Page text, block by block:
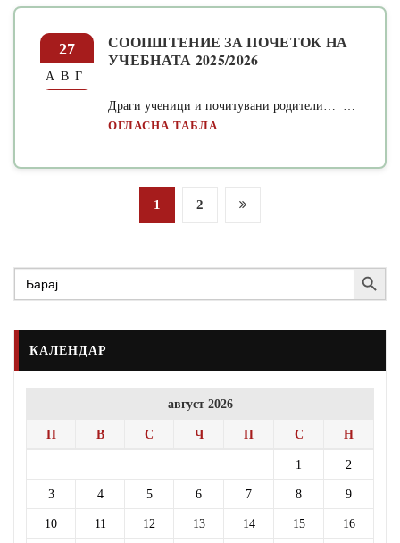
27
АВГ
СООПШТЕНИЕ ЗА ПОЧЕТОК НА
УЧЕБНАТА 2025/2026
Драги ученици и почитувани родители… …
ОГЛАСНА ТАБЛА
1 2
Search
for:
Search Button
КАЛЕНДАР
август 2026
П В С Ч П С Н
1 2
3 4 5 6 7 8 9
10 11 12 13 14 15 16